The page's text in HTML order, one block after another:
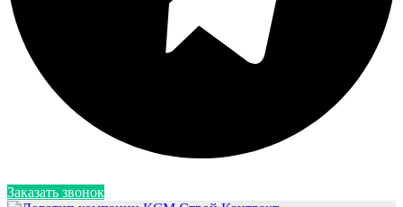
Заказать звонок